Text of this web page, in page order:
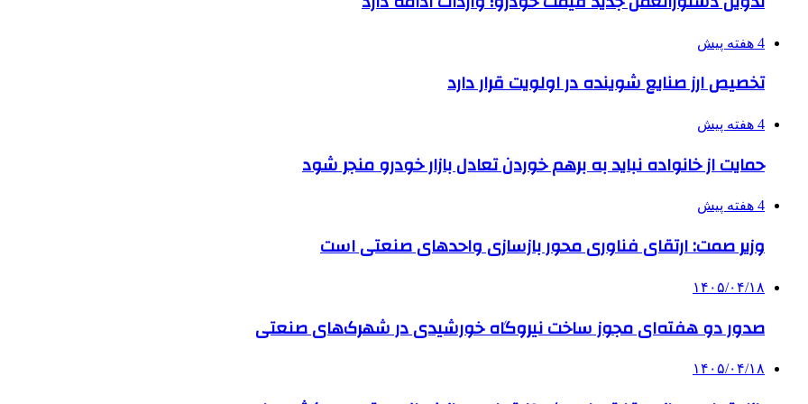
4 هفته پیش
تخصیص ارز صنایع شوینده در اولویت قرار دارد
4 هفته پیش
حمایت از خانواده نباید به برهم خوردن تعادل بازار خودرو منجر شود
4 هفته پیش
وزیر صمت: ارتقای فناوری محور بازسازی واحدهای صنعتی است
۱۴۰۵/۰۴/۱۸
صدور دو هفته‌ای مجوز ساخت نیروگاه خورشیدی در شهرک‌های صنعتی
۱۴۰۵/۰۴/۱۸